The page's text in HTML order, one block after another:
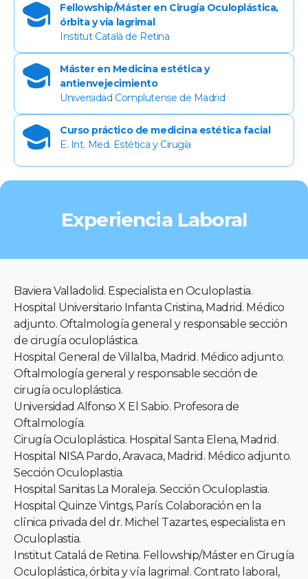
Fellowship/Máster en Cirugía Oculoplástica,
órbita y vía lagrimal
Institut Català de Retina
Máster en Medicina estética y
antienvejecimiento
Universidad Complutense de Madrid
Curso práctico de medicina estética facial
E. Int. Med. Estética y Cirugía
Experiencia Laboral
Baviera Valladolid. Especialista en Oculoplastia.
Hospital Universitario Infanta Cristina, Madrid. Médico
adjunto. Oftalmología general y responsable sección
de cirugía oculoplástica.
Hospital General de Villalba, Madrid. Médico adjunto.
Oftalmología general y responsable sección de
cirugía oculoplástica.
Universidad Alfonso X El Sabio. Profesora de
Oftalmología.
Cirugía Oculoplástica. Hospital Santa Elena, Madrid.
Hospital NISA Pardo, Aravaca, Madrid. Médico adjunto.
Sección Oculoplastia.
Hospital Sanitas La Moraleja. Sección Oculoplastia.
Hospital Quinze Vintgs, París. Colaboración en la
clínica privada del dr. Michel Tazartes, especialista en
Oculoplastia.
Institut Catalá de Retina. Fellowship/Máster en Cirugía
Oculoplástica, órbita y vía lagrimal. Contrato laboral,